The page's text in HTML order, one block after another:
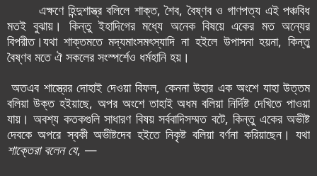
এক্ষণে হিন্দুশাস্ত্র বলিলে শাক্ত, শৈব, বৈষ্ণব ও গাণপত্য এই পঞ্চবিধ
মত‌ই বুঝায়। কিন্তু ইহাদিগের মধ্যে অনেক বিষয়ে একের মত অন্যের
বিপরীত।যথা শাক্তমতে মদ্যমাংসমৎস্যাদি না হ‌ইলে উপাসনা হয়না, কিন্তু
বৈষ্ণব মতে ঐ সকলের সংস্পর্শেও ধর্মহানি হয়।
অত‌এব শাস্ত্রের দোহাই দেওয়া বিফল, কেননা উহার এক অংশে যাহা উত্তম
বলিয়া উক্ত হ‌ইয়াছে, অপর অংশে তাহাই অধম বলিয়া নির্দিষ্ট দেখিতে পাওয়া
যায়। অবশ্য কতকগুলি সাধারণ বিষয় সর্ববাদিসম্মত বটে, কিন্তু একের অভীষ্ট
দেবকে অপরে স্বকী অভীষ্টদেব হ‌ইতে নিকৃষ্ট বলিয়া বর্ণনা করিয়াছেন। যথা
শাক্তেরা বলেন যে, —